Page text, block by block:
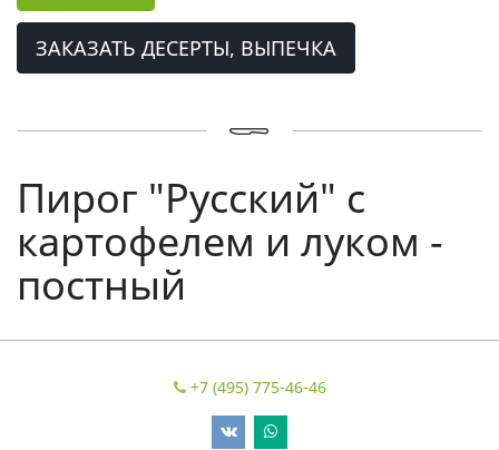
ЗАКАЗАТЬ ДЕСЕРТЫ, ВЫПЕЧКА
Пирог "Русский" с
картофелем и луком -
постный
+7 (495) 775-46-46